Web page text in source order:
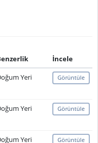
İncele
Yeri Görüntüle
Yeri Görüntüle
Yeri Görüntüle